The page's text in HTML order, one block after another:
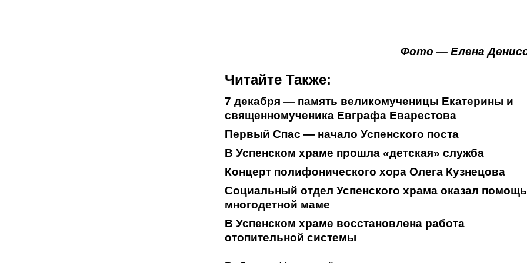
Фото — Елена
Читайте Также:
7 декабря — память великомученицы Екатерины и
священномученика Евграфа Еварестова
Первый Спас — начало Успенского поста
В Успенском храме прошла «детская» служба
Концерт полифонического хора Олега Кузнецова
Социальный отдел Успенского храма оказал помощь
многодетной маме
В Успенском храме восстановлена работа
отопительной системы